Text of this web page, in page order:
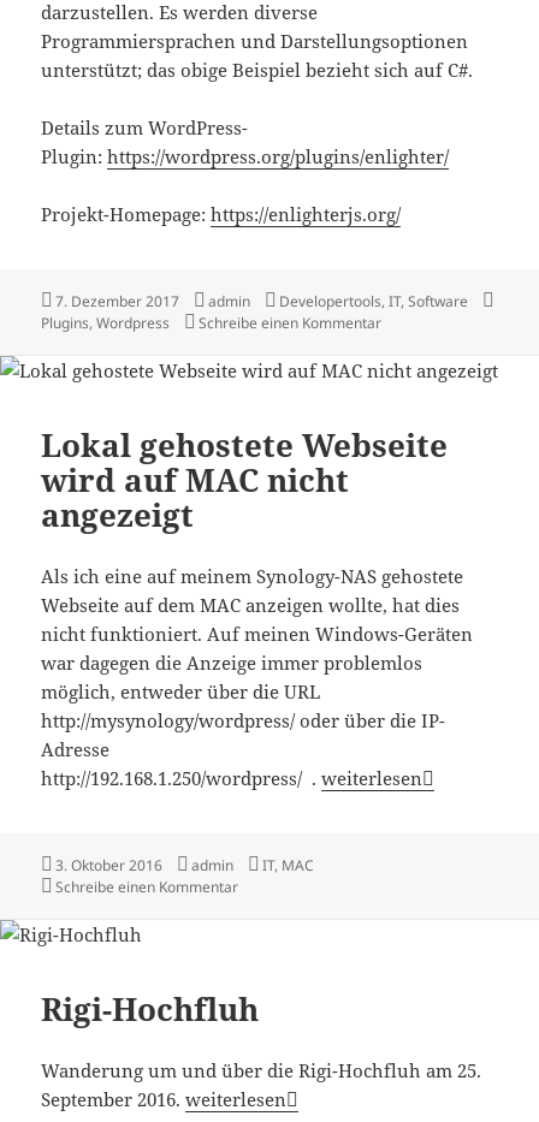
darzustellen. Es werden diverse
Programmiersprachen und Darstellungsoptionen
unterstützt; das obige Beispiel bezieht sich auf C#.
Details zum WordPress-
Plugin:https://wordpress.org/plugins/enlighter/
Projekt-Homepage:https://enlighterjs.org/
Veröffentlicht
am
7. Dezember 2017 Autor
admin Kategorien
Developertools,IT,Software
Plugins,Wordpress Schreibe einen Kommentarzu Enlighter formatiert
Lokal gehostete Webseite
wird auf MAC nicht
angezeigt
Als ich eine auf meinem Synology-NAS gehostete
Webseite auf dem MAC anzeigen wollte, hat dies
nicht funktioniert. Auf meinen Windows-Geräten
war dagegen die Anzeige immer problemlos
möglich, entweder über die URL
http://mysynology/wordpress/ oder über die IP-
Adresse
http://192.168.1.250/wordpress/ .Lokal gehostete
weiterlesen
Veröffentlicht
am
3. Oktober 2016 Autor
admin Kategorien
IT, MAC
Schreibe einen Kommentarzu Lokal gehostete Webseite wird auf MAC
Rigi-Hochfluh
Wanderung um und über die Rigi-Hochfluh am 25.
September 2016.Rigi-Hochfluh
weiterlesen